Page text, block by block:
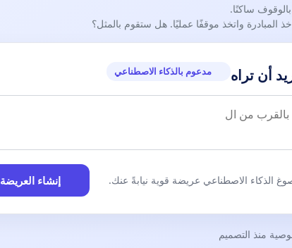
ساكنًا.
المبادرة واتخذ موقفًا عمليًا. هل ستقوم بالمثل؟
أن تراه مدعوم بالذكاء الاصطناعي
الذكاء الاصطناعي عريضة قوية نيابةً عنك. إنشاء العريضة
منذ التصميم